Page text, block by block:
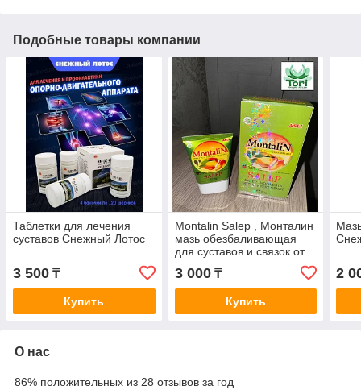
Подобные товары компании
Таблетки для лечения
суставов Снежный Лотос
3 500 ₸
Купить
Montalin Salep , Монталин
мазь обезбаливающая
для суставов и связок от
3 000₸
Купить
2
О нас
86% положительных из 28 отзывов за год